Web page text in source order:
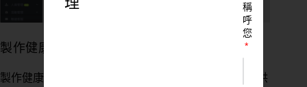
製作健康聲明書線上版，提前讓會員填寫
製作健康聲明書線上表單，並將 Qrcode 放置於櫃檯，供
稱
呼
您